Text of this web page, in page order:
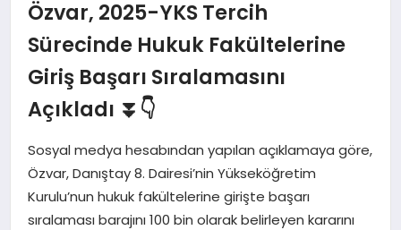
TEKNOLOJI
SPOR
YAŞAM
EĞITIM
Özvar, 2025-YKS Tercih
Sürecinde Hukuk Fakültelerine
Giriş Başarı Sıralamasını
Açıkladı ⏬👇
Sosyal medya hesabından yapılan açıklamaya göre,
Özvar, Danıştay 8. Dairesi’nin Yükseköğretim
Kurulu’nun hukuk fakültelerine girişte başarı
sıralaması barajını 100 bin olarak belirleyen kararını